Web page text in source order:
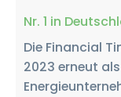
Nr. 1 in
Die Financial
2023 erneut